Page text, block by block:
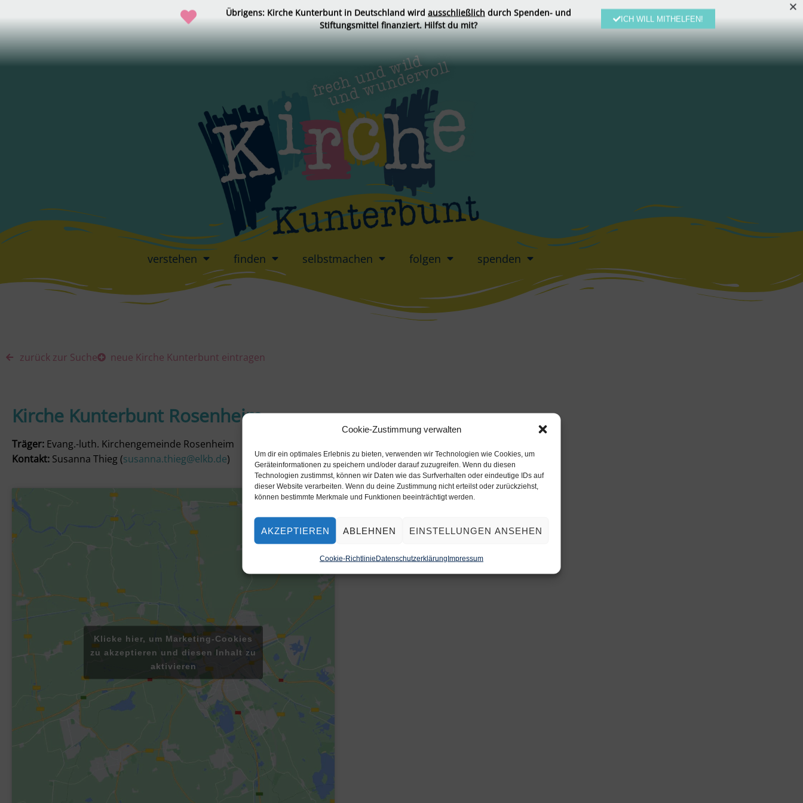
Cookie-Zustimmung verwalten
Um dir ein optimales Erlebnis zu bieten, verwenden wir Technologien wie Cookies, um
Geräteinformationen zu speichern und/oder darauf zuzugreifen. Wenn du diesen
Technologien zustimmst, können wir Daten wie das Surfverhalten oder eindeutige IDs auf
dieser Website verarbeiten. Wenn du deine Zustimmung nicht erteilst oder zurückziehst,
können bestimmte Merkmale und Funktionen beeinträchtigt werden.
AKZEPTIEREN ABLEHNEN EINSTELLUNGEN ANSEHEN
Cookie-RichtlinieDatenschutzerklärungImpressum
verstehen finden selbstmachen folgen spenden
zurück zur Suche neue Kirche Kunterbunt eintragen
Kirche Kunterbunt Rosenheim
Träger: Evang.-luth. Kirchengemeinde Rosenheim
Kontakt: Susanna Thieg (susanna.thieg@elkb.de)
Klicke hier, um Marketing-Cookies
zu akzeptieren und diesen Inhalt zu
aktivieren
Übrigens: Kirche Kunterbunt in Deutschland wird ausschließlich durch Spenden- und
Stiftungsmittel finanziert. Hilfst du mit?
ICH WILL MITHELFEN!